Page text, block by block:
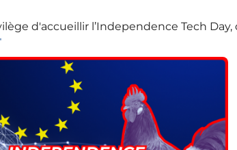
d'accueillir l’Independence Tech